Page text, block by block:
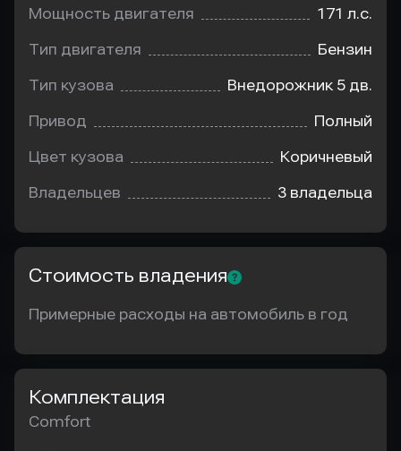
Мощность двигателя 171 л.с.
Тип двигателя Бензин
Тип кузова Внедорожник 5 дв.
Привод Полный
Цвет кузова Коричневый
Владельцев 3 владельца
Стоимость владения
Примерные расходы на автомобиль в год
Комплектация
Comfort